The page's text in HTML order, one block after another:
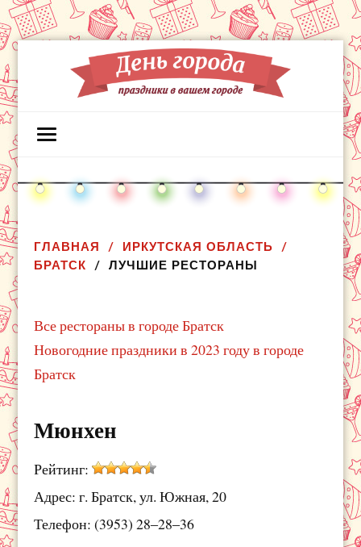
ГЛАВНАЯ
ИРКУТСКАЯ ОБЛАСТЬ
БРАТСК
ЛУЧШИЕ РЕСТОРАНЫ
Все рестораны в городе Братск
Новогодние праздники в 2023 году в городе
Братск
Мюнхен
Рейтинг:
Адрес: г. Братск, ул. Южная, 20
Телефон: (3953) 28‒28‒36